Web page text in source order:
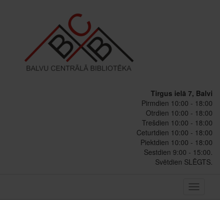
Tirgus ielā 7, Balvi
Pirmdien 10:00 - 18:00
Otrdien 10:00 - 18:00
Trešdien 10:00 - 18:00
Ceturtdien 10:00 - 18:00
Piektdien 10:00 - 18:00
Sestdien 9:00 - 15:00.
Svētdien SLĒGTS.
Toggle